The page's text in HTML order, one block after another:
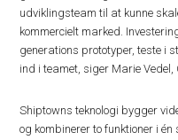
udviklingsteam til at kunne
kommercielt marked.
generations prototyper, teste i
ind i teamet, siger Marie Vedel,
Shiptowns teknologi bygger
og kombinerer to funktioner i